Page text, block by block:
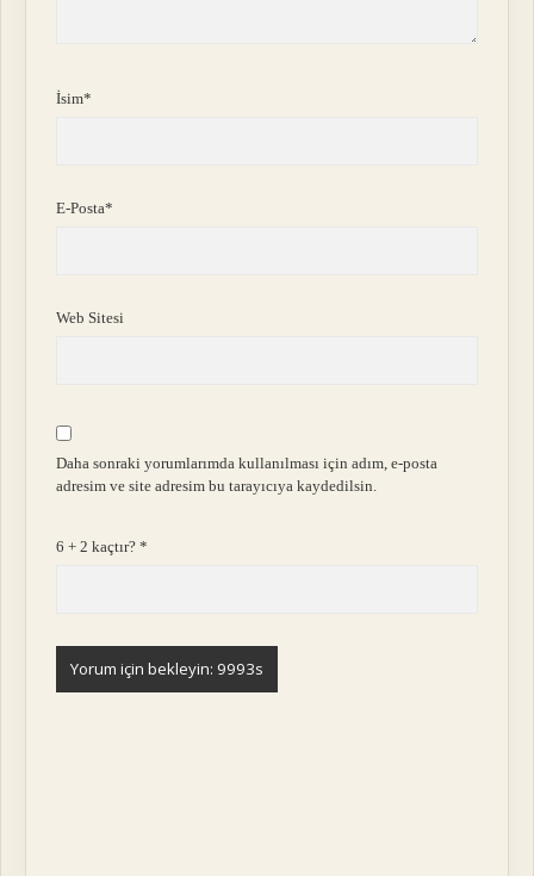
İsim*
E-Posta*
Web Sitesi
Daha sonraki yorumlarımda kullanılması için adım, e-posta
adresim ve site adresim bu tarayıcıya kaydedilsin.
6 + 2 kaçtır?*